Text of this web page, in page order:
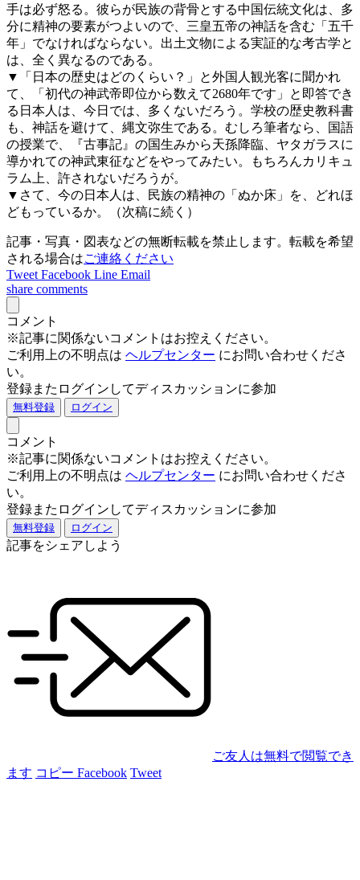
手は必ず怒る。彼らが民族の背骨とする中国伝統文化は、多
分に精神の要素がつよいので、三皇五帝の神話を含む「五千
年」でなければならない。出土文物による実証的な考古学と
は、全く異なるのである。
▼「日本の歴史はどのくらい？」と外国人観光客に聞かれ
て、「初代の神武帝即位から数えて2680年です」と即答でき
る日本人は、今日では、多くないだろう。学校の歴史教科書
も、神話を避けて、縄文弥生である。むしろ筆者なら、国語
の授業で、『古事記』の国生みから天孫降臨、ヤタガラスに
導かれての神武東征などをやってみたい。もちろんカリキュ
ラム上、許されないだろうが。
▼さて、今の日本人は、民族の精神の「ぬか床」を、どれほ
どもっているか。（次稿に続く）
記事・写真・図表などの無断転載を禁止します。転載を希望
される場合はご連絡ください
Tweet Facebook Line Email
share comments
コメント
※記事に関係ないコメントはお控えください。
ご利用上の不明点は ヘルプセンター にお問い合わせくださ
い。
登録またログインしてディスカッションに参加
無料登録 ログイン
コメント
※記事に関係ないコメントはお控えください。
ご利用上の不明点は ヘルプセンター にお問い合わせくださ
い。
登録またログインしてディスカッションに参加
無料登録 ログイン
記事をシェアしよう
ご友人は無料で閲覧でき
ます コピー Facebook Tweet